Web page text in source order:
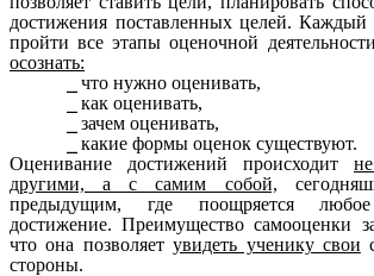
достижения поставленных целей. Каждый
пройти все этапы оценочной
осознать:
что нужно оценивать,
как оценивать,
зачем оценивать,
какие формы оценок существуют.
Оценивание достижений происходит
другими, а с самим собой,
предыдущим, где поощряется любое
достижение. Преимущество самооценки
что она позволяетувидеть ученику свои
стороны.